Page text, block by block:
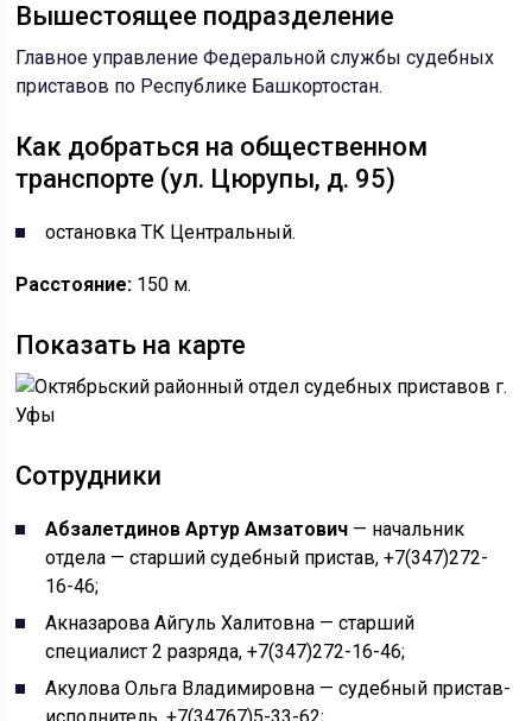
Вышестоящее подразделение
Главное управление Федеральной службы судебных
приставов по Республике Башкортостан.
Как добраться на общественном
транспорте (ул. Цюрупы, д. 95)
остановка ТК Центральный.
Расстояние: 150 м.
Показать на карте
Сотрудники
Абзалетдинов Артур Амзатович — начальник
отдела — старший судебный пристав, +7(347)272-
16-46;
Акназарова Айгуль Халитовна — старший
специалист 2 разряда, +7(347)272-16-46;
Акулова Ольга Владимировна — судебный пристав-